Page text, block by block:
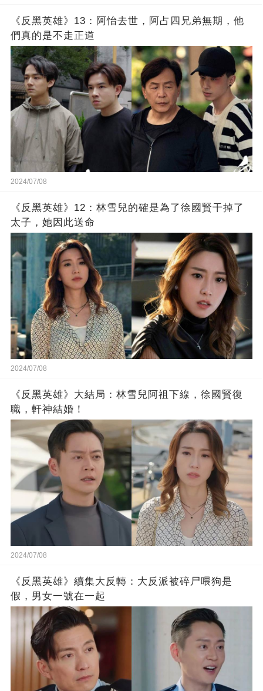
《反黑英雄》13：阿怡去世，阿占四兄弟無期，他
們真的是不走正道
2024/07/08
《反黑英雄》12：林雪兒的確是為了徐國賢干掉了
太子，她因此送命
2024/07/08
《反黑英雄》大結局：林雪兒阿祖下線，徐國賢復
職，軒神結婚！
2024/07/08
《反黑英雄》續集大反轉：大反派被碎尸喂狗是
假，男女一號在一起